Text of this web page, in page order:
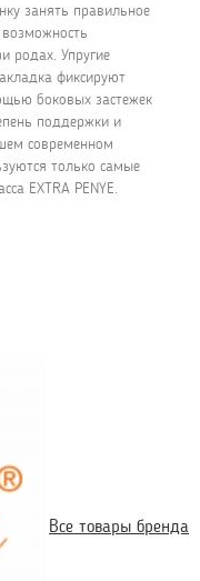
занять правильное
родах. Упругие
фиксируют
боковых застежек
поддержки и
современном
только самые
EXTRA PENYE.
Все товары бренда